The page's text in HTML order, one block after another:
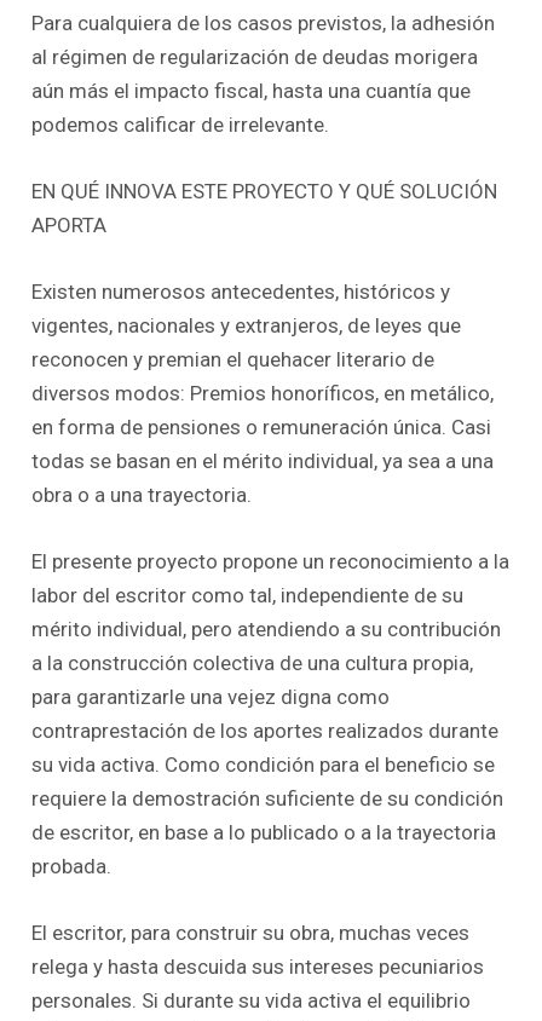
Para cualquiera de los casos previstos, la adhesión
al régimen de regularización de deudas morigera
aún más el impacto fiscal, hasta una cuantía que
podemos calificar de irrelevante.
EN QUÉ INNOVA ESTE PROYECTO Y QUÉ SOLUCIÓN
APORTA
Existen numerosos antecedentes, históricos y
vigentes, nacionales y extranjeros, de leyes que
reconocen y premian el quehacer literario de
diversos modos: Premios honoríficos, en metálico,
en forma de pensiones o remuneración única. Casi
todas se basan en el mérito individual, ya sea a una
obra o a una trayectoria.
El presente proyecto propone un reconocimiento a la
labor del escritor como tal, independiente de su
mérito individual, pero atendiendo a su contribución
a la construcción colectiva de una cultura propia,
para garantizarle una vejez digna como
contraprestación de los aportes realizados durante
su vida activa. Como condición para el beneficio se
requiere la demostración suficiente de su condición
de escritor, en base a lo publicado o a la trayectoria
probada.
El escritor, para construir su obra, muchas veces
relega y hasta descuida sus intereses pecuniarios
personales. Si durante su vida activa el equilibrio